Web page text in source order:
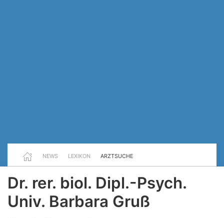
NEWS LEXIKON ARZTSUCHE
Dr. rer. biol. Dipl.-Psych.
Univ. Barbara Gruß